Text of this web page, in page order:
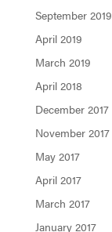
September 2019
April 2019
March 2019
April 2018
December 2017
November 2017
May 2017
April 2017
March 2017
January 2017